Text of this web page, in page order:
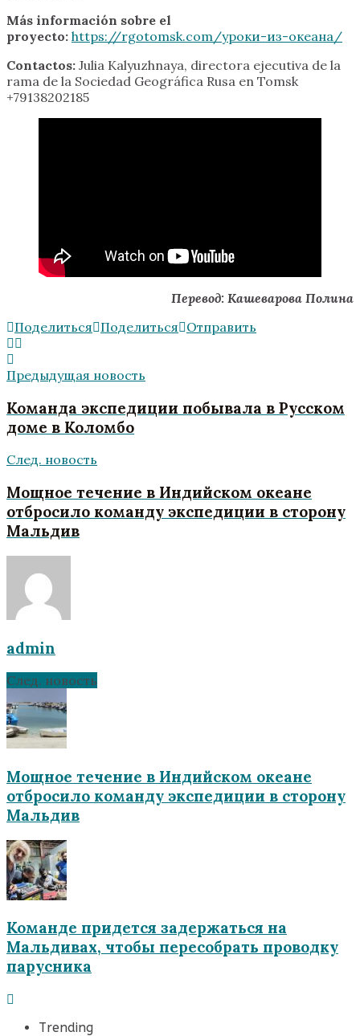
Más información sobre el
proyecto: https://rgotomsk.com/уроки-из-океана/
Contactos: Julia Kalyuzhnaya, directora ejecutiva de la
rama de la Sociedad Geográfica Rusa en Tomsk
+79138202185
Перевод: Кашеварова Полина
Поделиться Поделиться Отправить
Предыдущая новость
Команда экспедиции побывала в Русском
доме в Коломбо
След. новость
Мощное течение в Индийском океане
отбросило команду экспедиции в сторону
Мальдив
admin
След. новость
Мощное течение в Индийском океане
отбросило команду экспедиции в сторону
Мальдив
Команде придется задержаться на
Мальдивах, чтобы пересобрать проводку
парусника
Trending